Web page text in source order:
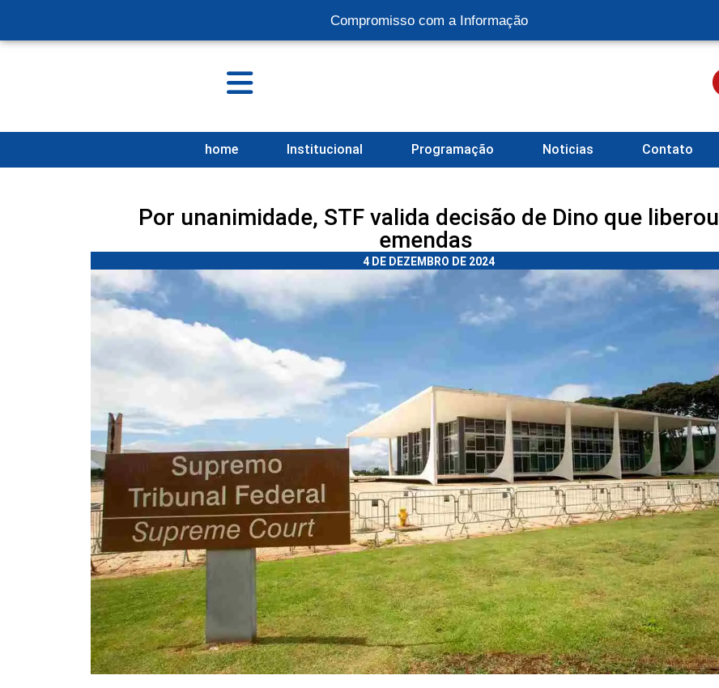
Compromisso com a Informação
home Institucional Programação Noticias Contato
Por unanimidade, STF valida decisão de Dino que liberou
emendas
4 DE DEZEMBRO DE 2024